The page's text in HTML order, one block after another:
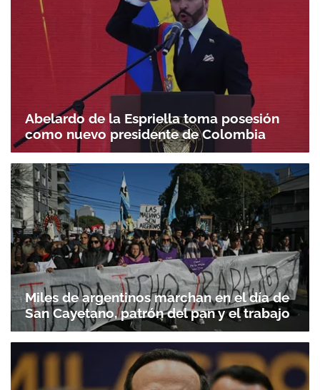
Abelardo de la Espriella toma posesión
como nuevo presidente de Colombia
Miles de argentinos marchan en el día de
San Cayetano, patrón del pan y el trabajo